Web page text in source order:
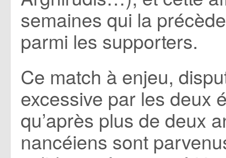
semaines qui la
parmi les supporters.
Ce match à enjeu,
excessive par les deux
qu’après plus de deux
nancéiens sont